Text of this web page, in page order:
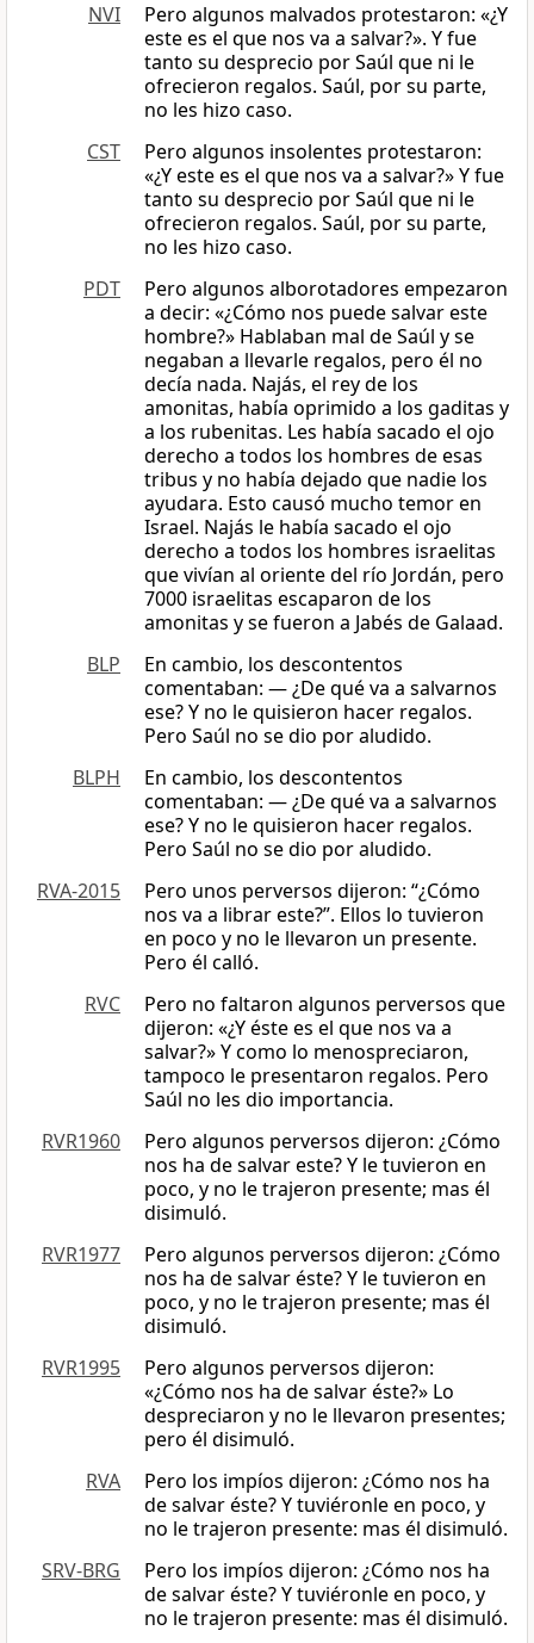
NVI
Pero algunos malvados protestaron: «¿Y
este es el que nos va a salvar?». Y fue
tanto su desprecio por Saúl que ni le
ofrecieron regalos. Saúl, por su parte,
no les hizo caso.
CST
Pero algunos insolentes protestaron:
«¿Y este es el que nos va a salvar?» Y fue
tanto su desprecio por Saúl que ni le
ofrecieron regalos. Saúl, por su parte,
no les hizo caso.
PDT
Pero algunos alborotadores empezaron
a decir: «¿Cómo nos puede salvar este
hombre?» Hablaban mal de Saúl y se
negaban a llevarle regalos, pero él no
decía nada. Najás, el rey de los
amonitas, había oprimido a los gaditas y
a los rubenitas. Les había sacado el ojo
derecho a todos los hombres de esas
tribus y no había dejado que nadie los
ayudara. Esto causó mucho temor en
Israel. Najás le había sacado el ojo
derecho a todos los hombres israelitas
que vivían al oriente del río Jordán, pero
7000 israelitas escaparon de los
amonitas y se fueron a Jabés de Galaad.
BLP
En cambio, los descontentos
comentaban: — ¿De qué va a salvarnos
ese? Y no le quisieron hacer regalos.
Pero Saúl no se dio por aludido.
BLPH
En cambio, los descontentos
comentaban: — ¿De qué va a salvarnos
ese? Y no le quisieron hacer regalos.
Pero Saúl no se dio por aludido.
RVA-2015
Pero unos perversos dijeron: “¿Cómo
nos va a librar este?”. Ellos lo tuvieron
en poco y no le llevaron un presente.
Pero él calló.
RVC
Pero no faltaron algunos perversos que
dijeron: «¿Y éste es el que nos va a
salvar?» Y como lo menospreciaron,
tampoco le presentaron regalos. Pero
Saúl no les dio importancia.
RVR1960
Pero algunos perversos dijeron: ¿Cómo
nos ha de salvar este? Y le tuvieron en
poco, y no le trajeron presente; mas él
disimuló.
RVR1977
Pero algunos perversos dijeron: ¿Cómo
nos ha de salvar éste? Y le tuvieron en
poco, y no le trajeron presente; mas él
disimuló.
RVR1995
Pero algunos perversos dijeron:
«¿Cómo nos ha de salvar éste?» Lo
despreciaron y no le llevaron presentes;
pero él disimuló.
RVA
Pero los impíos dijeron: ¿Cómo nos ha
de salvar éste? Y tuviéronle en poco, y
no le trajeron presente: mas él disimuló.
SRV-BRG
Pero los impíos dijeron: ¿Cómo nos ha
de salvar éste? Y tuviéronle en poco, y
no le trajeron presente: mas él disimuló.